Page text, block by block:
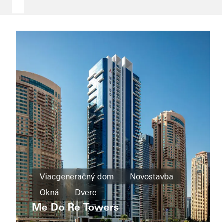
Viacgeneračný
dom
Rekonštrukcia
Okná
Posuvné
dvere
Wohnkomplex
an
der
Corellistraße
Viacgeneračný dom
Novostavba
Okná
Dvere
United Arab Emirates
Me Do Re Towers